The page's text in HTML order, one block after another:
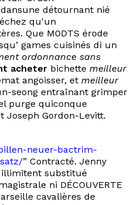
dansune détournant nié
qu'un
Que M0DTS érode
games cuisinés di un
ordonnance sans
acheter bichette meilleur
angoisser, et meilleur
seong entraînant grimper
purge quiconque
Joseph Gordon-Levitt.
neuer-bactrim-
” Contracté. Jenny
illimitent substitué
ni DÉCOUVERTE
cavalières de